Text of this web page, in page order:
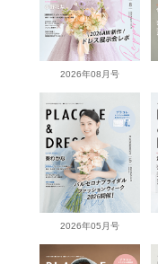
2026年08月号
2026年05月号